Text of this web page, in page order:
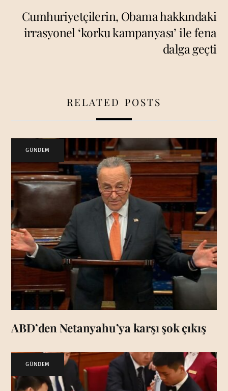
Cumhuriyetçilerin, Obama hakkındaki
irrasyonel ‘korku kampanyası’ ile fena
dalga geçti
RELATED POSTS
GÜNDEM
ABD’den Netanyahu’ya karşı şok çıkış
GÜNDEM